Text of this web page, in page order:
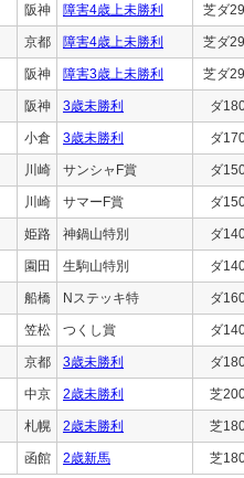
阪神 障害4歳上未勝利 芝ダ
京都 障害4歳上未勝利 芝ダ
阪神 障害3歳上未勝利 芝ダ
阪神 3歳未勝利 ダ
小倉 3歳未勝利 ダ
川崎 サンシャF賞 ダ
川崎 サマーF賞 ダ
姫路 神鍋山特別 ダ
園田 生駒山特別 ダ
船橋 Nステッキ特 ダ
笠松 つくし賞 ダ
京都 3歳未勝利 ダ
中京 2歳未勝利 芝
札幌 2歳未勝利 芝
函館 2歳新馬 芝